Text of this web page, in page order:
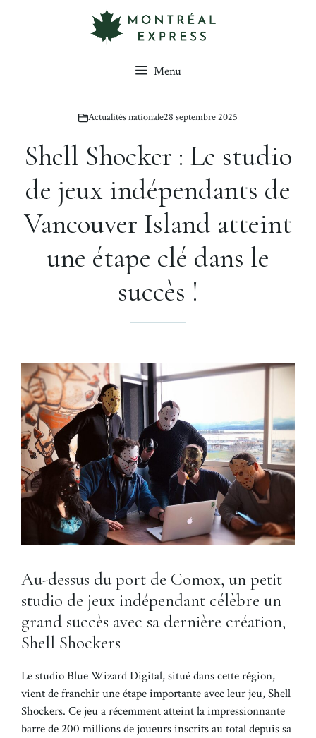
Menu
Actualités nationale28 septembre 2025
Shell Shocker : Le studio
de jeux indépendants de
Vancouver Island atteint
une étape clé dans le
succès !
Au-dessus du port de Comox, un petit
studio de jeux indépendant célèbre un
grand succès avec sa dernière création,
Shell Shockers
Le studio Blue Wizard Digital, situé dans cette région,
vient de franchir une étape importante avec leur jeu, Shell
Shockers. Ce jeu a récemment atteint la impressionnante
barre de 200 millions de joueurs inscrits au total depuis sa